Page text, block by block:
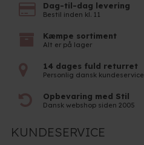
Dag-til-dag levering
Bestil inden kl. 11
Kæmpe sortiment
Alt er på lager
14 dages fuld returret
Personlig dansk kundeservice
Opbevaring med Stil
Dansk webshop siden 2005
KUNDESERVICE